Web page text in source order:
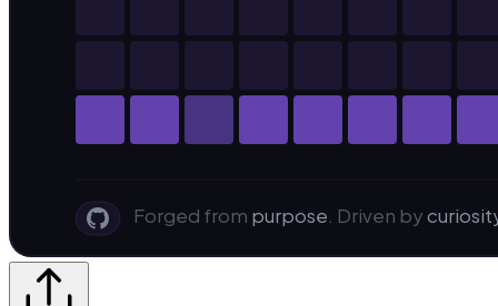
Forged from purpose . Driven by